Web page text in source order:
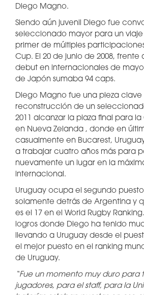
Diego Magno.
Siendo aún juvenil Diego fue
seleccionado mayor para un viaje
primer de múltiples
Cup. El 20 de junio de 2008, frente
debut en internacionales de
de Japón sumaba 94 caps.
Diego Magno fue una pieza clave
reconstrucción de un
2011 alcanzar la plaza final para
en Nueva Zelanda , donde en
casualmente en Bucarest,
a trabajar cuatro años más para
nuevamente un lugar en la
internacional.
Uruguay ocupa el segundo
solamente detrás de Argentina y
es el 17 en el World Rugby
logros donde Diego ha tenido
llevando a Uruguay desde el
el mejor puesto en el ranking
de Uruguay.
“Fue un momento muy duro para
jugadores, para el staff, para la